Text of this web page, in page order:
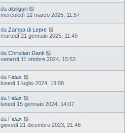
da alpiliguri
mercoledì 12 marzo 2025, 11:57
da Zampa di Lepre
martedì 21 gennaio 2025, 11:49
da Christian Danti
venerdì 11 ottobre 2024, 15:53
da Fidax
lunedì 1 luglio 2024, 19:08
da Fidax
lunedì 15 gennaio 2024, 14:07
da Fidax
giovedì 21 dicembre 2023, 21:48